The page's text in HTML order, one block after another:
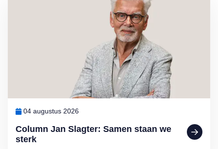
Column Jan Slagter: Samen staan we
sterk
04 augustus 2026